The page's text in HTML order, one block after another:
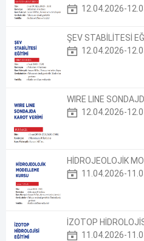
12.04.2026-
ŞEV STABİLİTESİ
12.04.2026-
WIRE LINE
12.04.2026-
HİDROJEOLOJİK
11.04.2026-
İZOTOP
11.04.2026-